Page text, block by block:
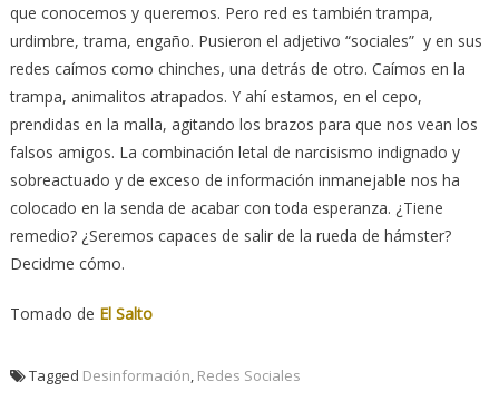
que conocemos y queremos. Pero red es también trampa,
urdimbre, trama, engaño. Pusieron el adjetivo “sociales” y en sus
redes caímos como chinches, una detrás de otro. Caímos en la
trampa, animalitos atrapados. Y ahí estamos, en el cepo,
prendidas en la malla, agitando los brazos para que nos vean los
falsos amigos. La combinación letal de narcisismo indignado y
sobreactuado y de exceso de información inmanejable nos ha
colocado en la senda de acabar con toda esperanza. ¿Tiene
remedio? ¿Seremos capaces de salir de la rueda de hámster?
Decidme cómo.
Tomado de El Salto
Tagged Desinformación Redes Sociales